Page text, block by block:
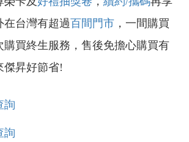
在台灣有超過百間門市 ，一間購買
購買終生服務，售後免擔心購買有
傑昇好節省!
詢
詢